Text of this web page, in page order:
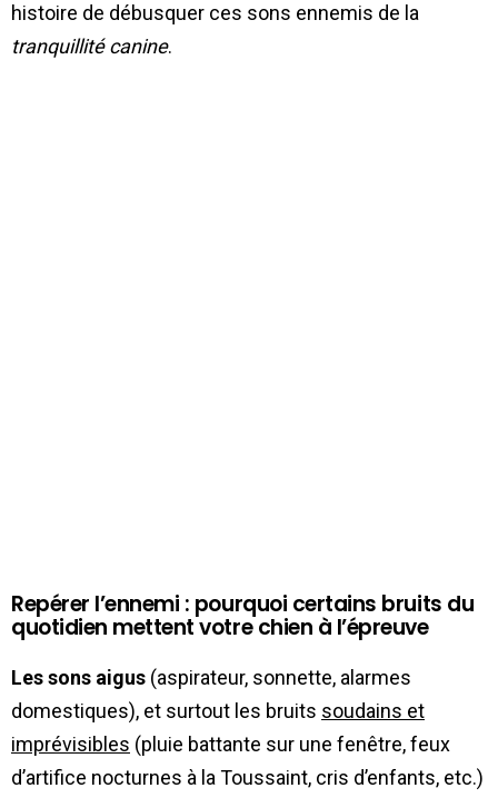
histoire de débusquer ces sons ennemis de la
tranquillité canine.
Repérer l’ennemi : pourquoi certains bruits du
quotidien mettent votre chien à l’épreuve
Les sons aigus (aspirateur, sonnette, alarmes
domestiques), et surtout les bruits soudains et
imprévisibles (pluie battante sur une fenêtre, feux
d’artifice nocturnes à la Toussaint, cris d’enfants, etc.)